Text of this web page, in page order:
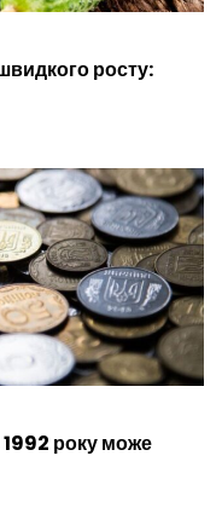
росту:
1992 року може